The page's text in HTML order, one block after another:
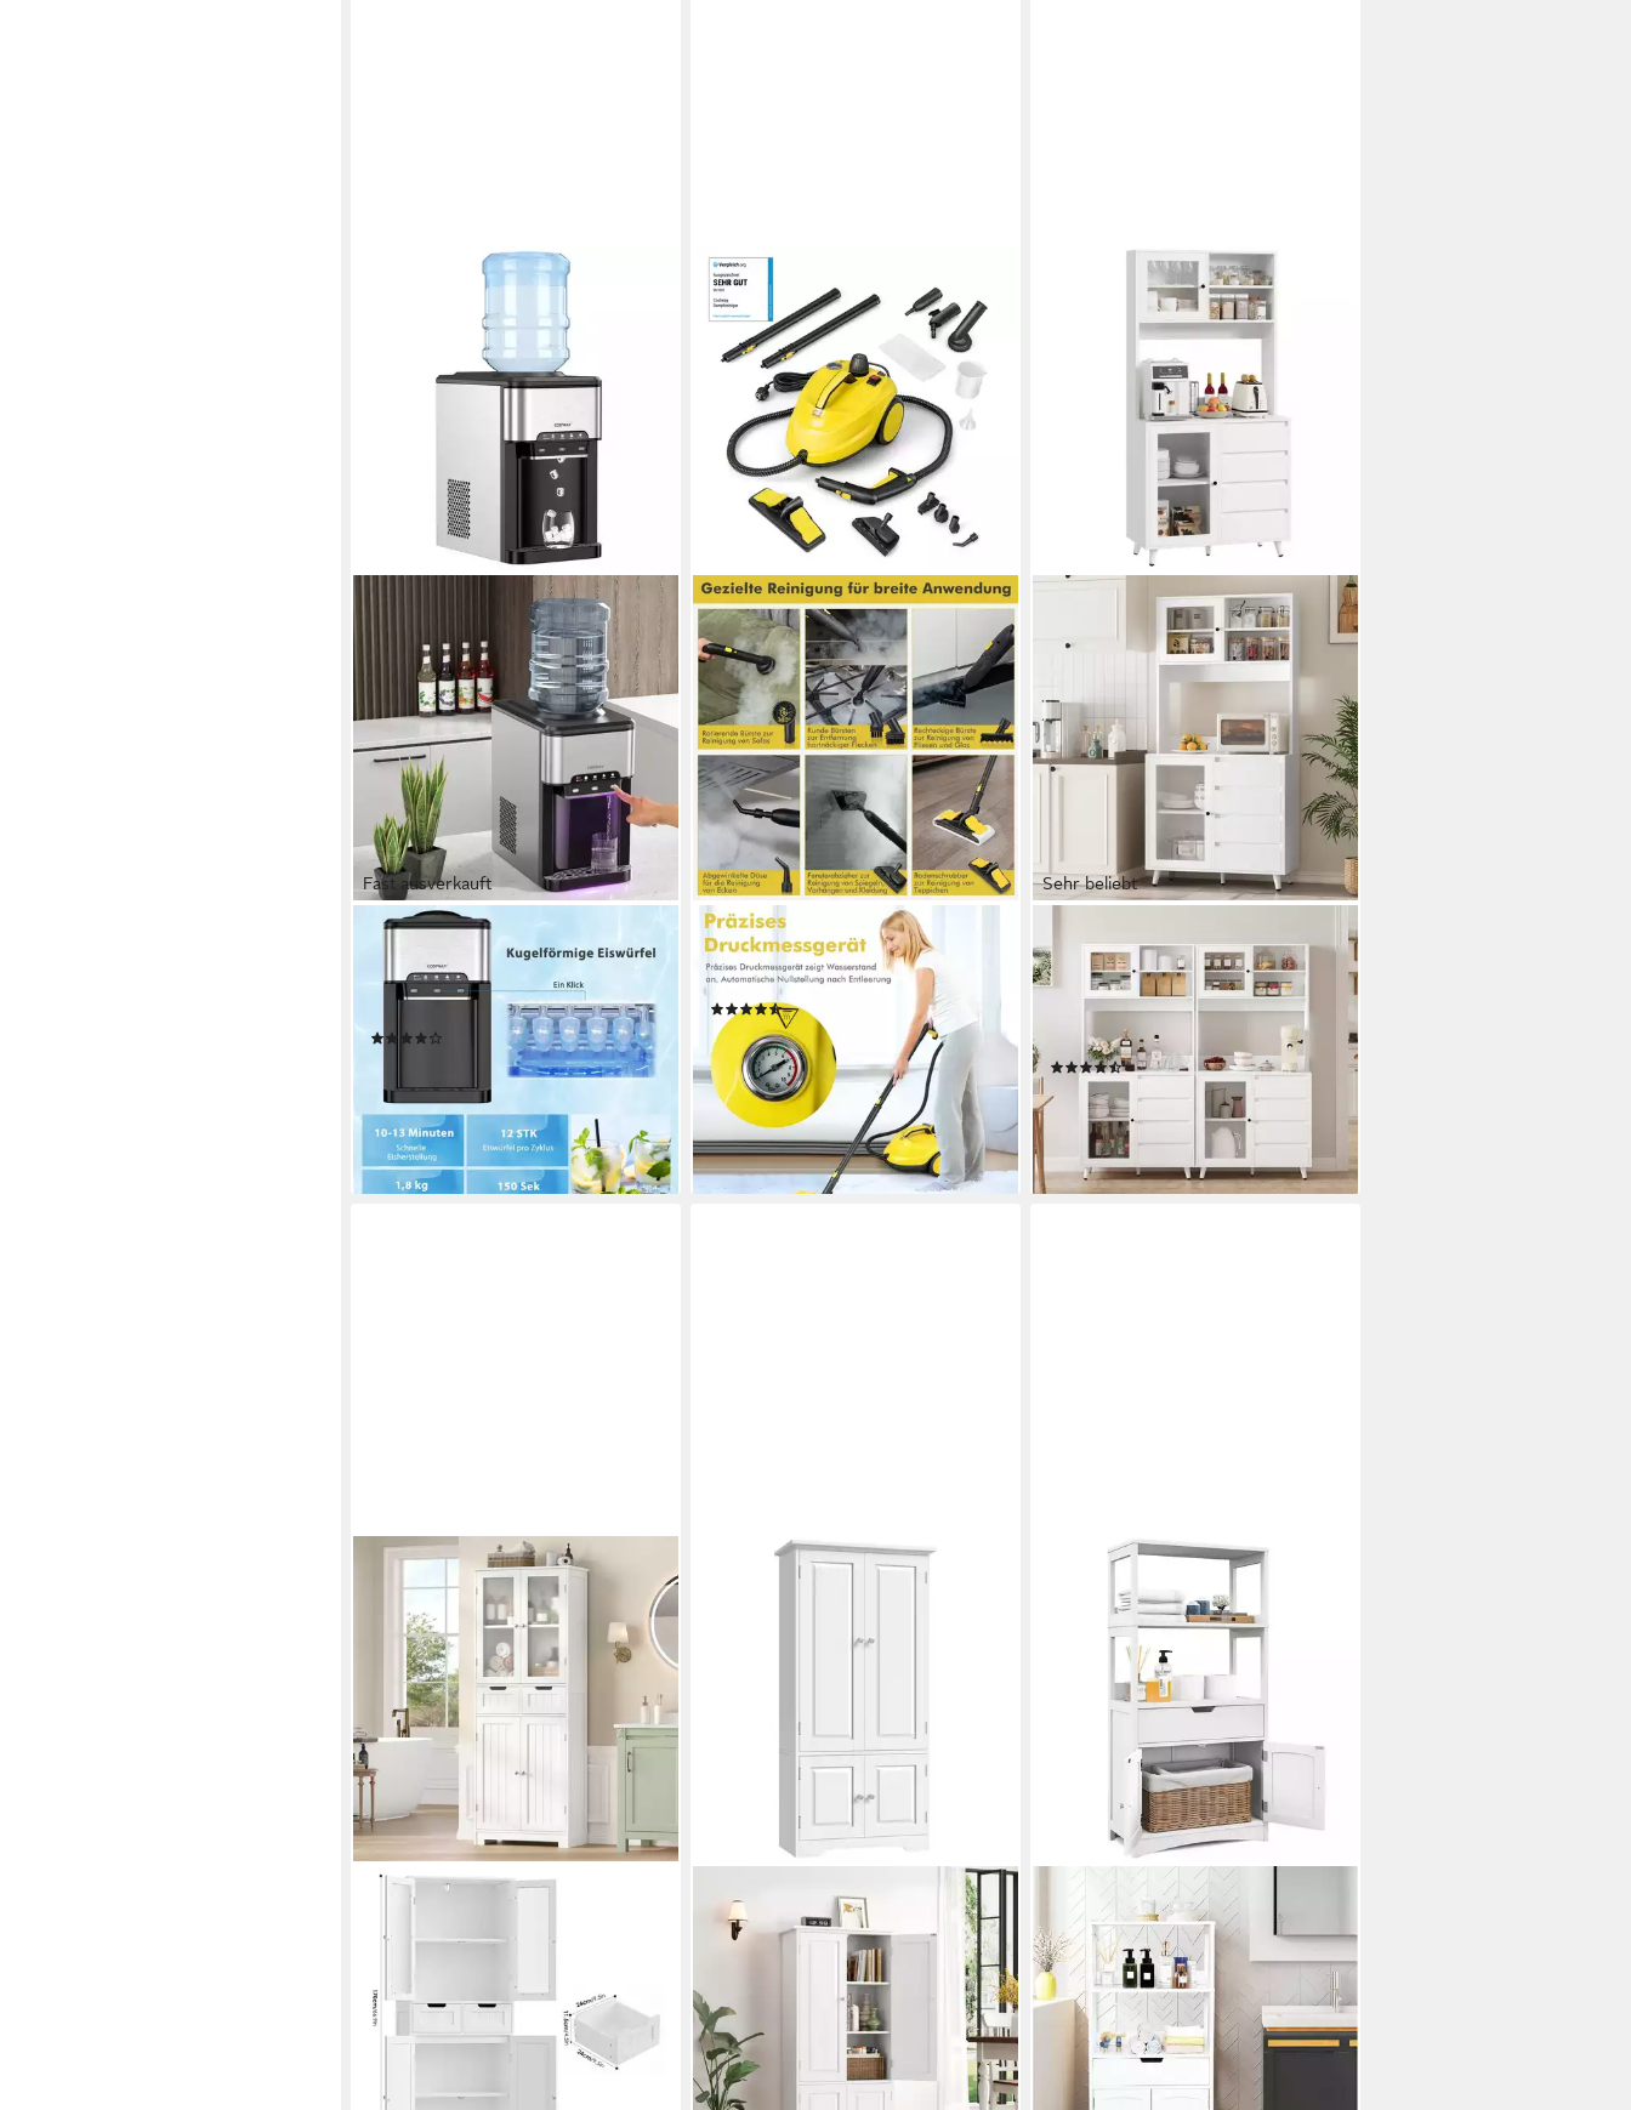
Fast ausverkauft
COSTWAY
Eiswürfelmaschine 3-in-1 mit
Wasserspender, heißes/kaltes
456,99 €
mtl. in 24 Raten
-42%
lieferbar - in 4-5 Werktagen bei dir
COSTWAY
Dampfreiniger mit 1,8 L Tank, 13
Zubehörteile, bis 108m², 2000,00 W
(50)
116,99 € UVP
175,99 €
10,68 €mtl. in 12 Raten
-34%
lieferbar - in 3-4 Werktagen bei dir
Sehr beliebt
Küchenbuffet Küchenschrank
Buffetschrank Hochschrank mit
Arbeitsplatte und 4 Schubladen,
weiß, 80x40x180 cm
(26)
155,99 €
255,99 €
14,25 €mtl. in 12 Raten
lieferbar - in 6-8 Werktagen bei dir